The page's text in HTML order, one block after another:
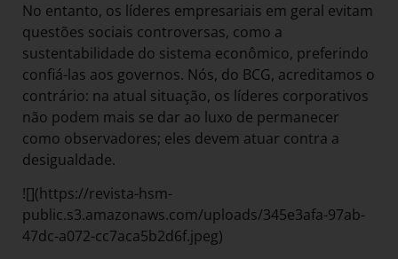
No entanto, os líderes empresariais em geral evitam
questões sociais controversas, como a
sustentabilidade do sistema econômico, preferindo
confiá-las aos governos. Nós, do BCG, acreditamos o
contrário: na atual situação, os líderes corporativos
não podem mais se dar ao luxo de permanecer
como observadores; eles devem atuar contra a
desigualdade.
![](https://revista-hsm-
public.s3.amazonaws.com/uploads/345e3afa-97ab-
47dc-a072-cc7aca5b2d6f.jpeg)